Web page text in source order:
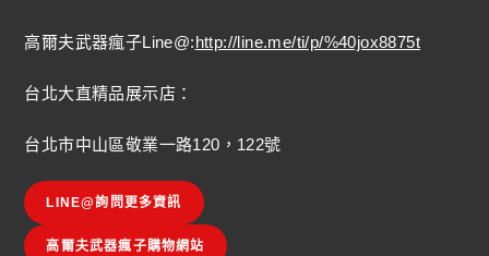
高爾夫武器瘋子Line@: http://line.me/ti/p/%40jox8875t
台北大直精品展示店：
台北市中山區敬業一路120，122號
LINE@詢問更多資訊
高爾夫武器瘋子購物網站